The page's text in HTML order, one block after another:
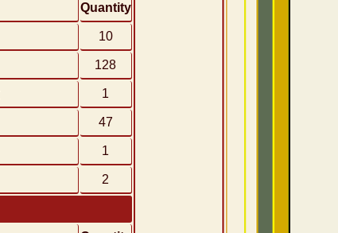
Quantity
10
128
1
47
1
2